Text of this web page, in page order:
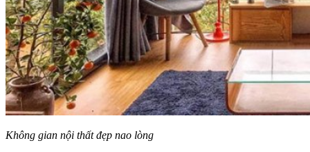
Không gian nội thất đẹp nao lòng